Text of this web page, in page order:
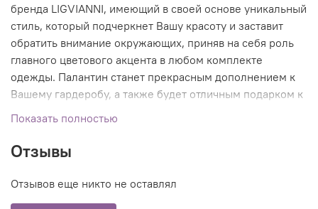
бренда LIGVIANNI, имеющий в своей основе уникальный
стиль, который подчеркнет Вашу красоту и заставит
обратить внимание окружающих, приняв на себя роль
главного цветового акцента в любом комплекте
одежды. Палантин станет прекрасным дополнением к
Вашему гардеробу, а также будет отличным подарком к
Показать полностью
Отзывы
Отзывов еще никто не оставлял